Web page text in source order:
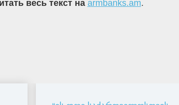
весь текст на armbanks.am.